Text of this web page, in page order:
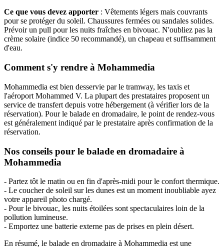
Ce que vous devez apporter : Vêtements légers mais couvrants
pour se protéger du soleil. Chaussures fermées ou sandales solides.
Prévoir un pull pour les nuits fraîches en bivouac. N'oubliez pas la
crème solaire (indice 50 recommandé), un chapeau et suffisamment
d'eau.
Comment s'y rendre à Mohammedia
Mohammedia est bien desservie par le tramway, les taxis et
l'aéroport Mohammed V. La plupart des prestataires proposent un
service de transfert depuis votre hébergement (à vérifier lors de la
réservation). Pour le balade en dromadaire, le point de rendez-vous
est généralement indiqué par le prestataire après confirmation de la
réservation.
Nos conseils pour le balade en dromadaire à
Mohammedia
- Partez tôt le matin ou en fin d'après-midi pour le confort thermique.
- Le coucher de soleil sur les dunes est un moment inoubliable ayez
votre appareil photo chargé.
- Pour le bivouac, les nuits étoilées sont spectaculaires loin de la
pollution lumineuse.
- Emportez une batterie externe pas de prises en plein désert.
En résumé, le balade en dromadaire à Mohammedia est une